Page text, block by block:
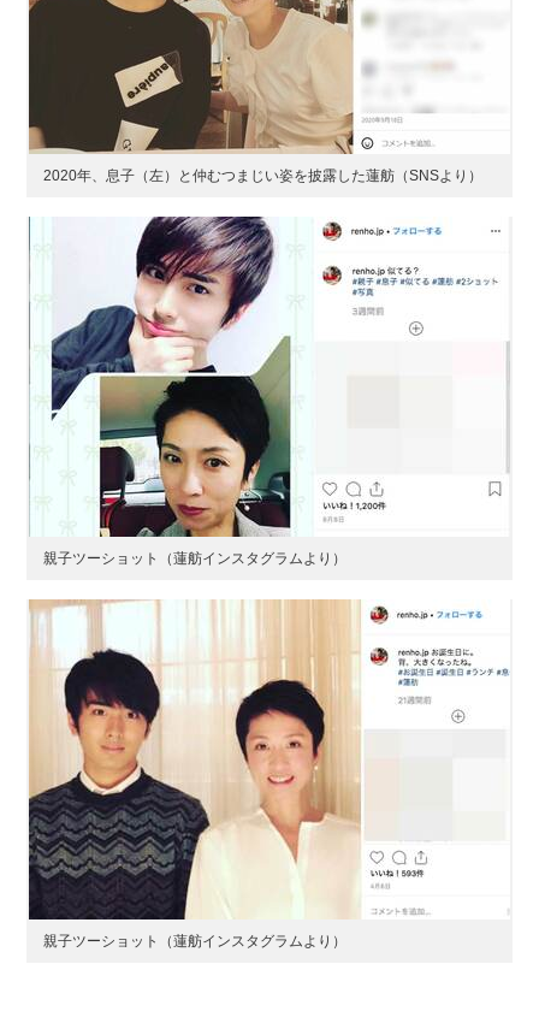
2020年、息子（左）と仲むつまじい姿を披露した蓮舫（SNSより）
親子ツーショット（蓮舫インスタグラムより）
親子ツーショット（蓮舫インスタグラムより）